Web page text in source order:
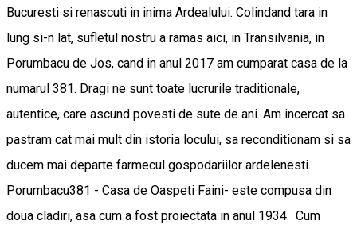
Bucuresti si renascuti in inima Ardealului. Colindand tara in
lung si-n lat, sufletul nostru a ramas aici, in Transilvania, in
Porumbacu de Jos, cand in anul 2017 am cumparat casa de la
numarul 381. Dragi ne sunt toate lucrurile traditionale,
autentice, care ascund povesti de sute de ani. Am incercat sa
pastram cat mai mult din istoria locului, sa reconditionam si sa
ducem mai departe farmecul gospodariilor ardelenesti.
Porumbacu381 - Casa de Oaspeti Faini- este compusa din
doua cladiri, asa cum a fost proiectata in anul 1934. Cum